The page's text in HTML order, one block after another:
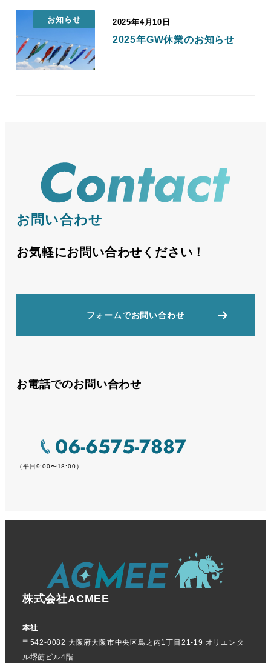
お知らせ
2025年GW休業のお知らせ
投稿日
2025年4月10日
お問い合わせ
お気軽にお問い合わせください！
フォームでお問い合わせ
お電話でのお問い合わせ
（平日9:00〜18:00）
株式会社ACMEE
本社
〒542-0082 大阪府大阪市中央区島之内1丁目21-19 オリエンタ
ル堺筋ビル4階